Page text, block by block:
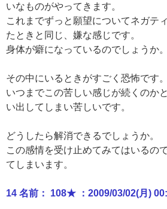
いなものがやってきます。
これまでずっと願望についてネガテ
たときと同じ、嫌な感じです。
身体が癖になっているのでしょうか。
その中にいるときがすごく恐怖です。
いつまでこの苦しい感じが続くのか
い出してしまい苦しいです。
どうしたら解消できるでしょうか。
この感情を受け止めてみてはいるの
てしまいます。
14 名前： 108★ ：2009/03/02(月)